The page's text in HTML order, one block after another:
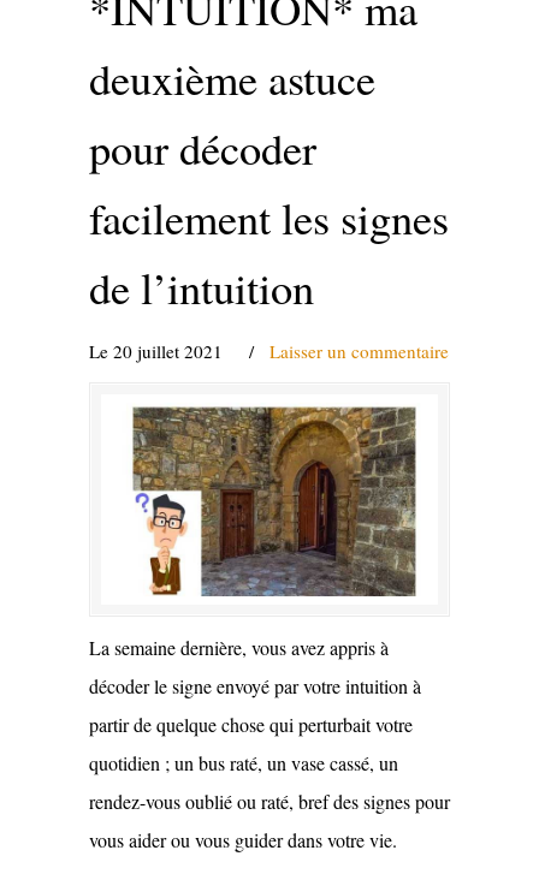
deuxième astuce
pour décoder
facilement les signes
de l’intuition
Le 20 juillet 2021 / Laisser un commentaire
La semaine dernière, vous avez appris à
décoder le signe envoyé par votre intuition à
partir de quelque chose qui perturbait votre
quotidien ; un bus raté, un vase cassé, un
rendez-vous oublié ou raté, bref des signes pour
vous aider ou vous guider dans votre vie.